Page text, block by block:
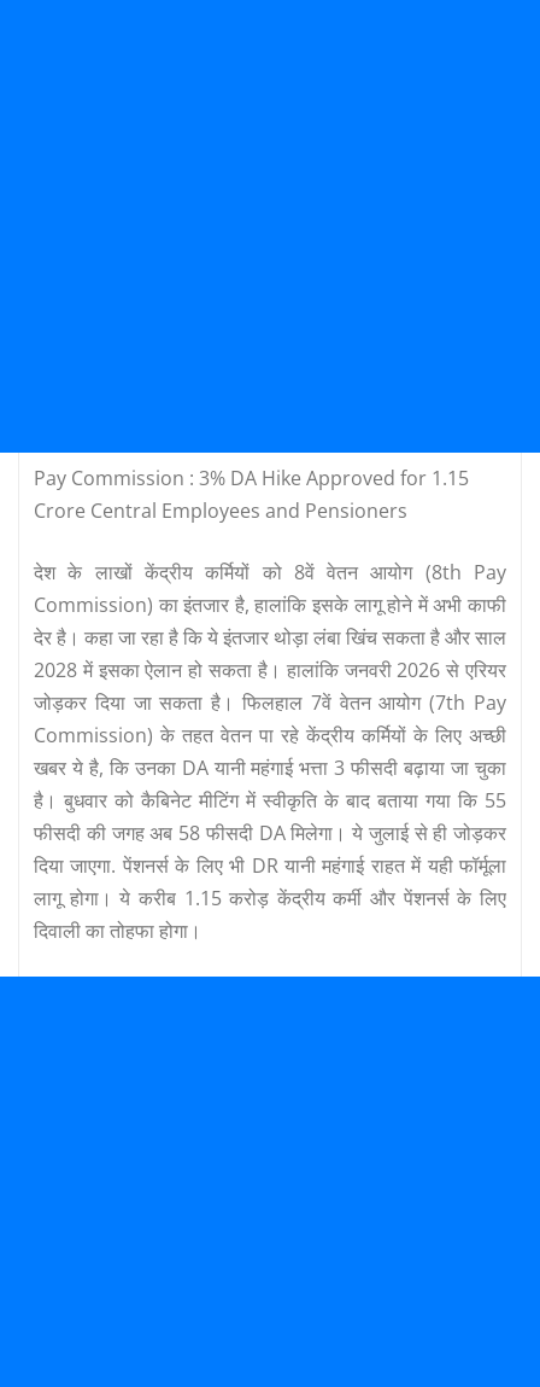
Pay Commission : 3% DA Hike Approved for 1.15
Crore Central Employees and Pensioners
देश के लाखों केंद्रीय कर्मियों को 8वें वेतन आयोग (8th Pay
Commission) का इंतजार है, हालांकि इसके लागू होने में अभी काफी
देर है। कहा जा रहा है कि ये इंतजार थोड़ा लंबा खिंच सकता है और साल
2028 में इसका ऐलान हो सकता है। हालांकि जनवरी 2026 से एरियर
जोड़कर दिया जा सकता है। फिलहाल 7वें वेतन आयोग (7th Pay
Commission) के तहत वेतन पा रहे केंद्रीय कर्मियों के लिए अच्‍छी
खबर ये है, कि उनका DA यानी महंगाई भत्ता 3 फीसदी बढ़ाया जा चुका
है। बुधवार को कैबिनेट मीटिंग में स्‍वीकृति के बाद बताया गया कि 55
फीसदी की जगह अब 58 फीसदी DA मिलेगा। ये जुलाई से ही जोड़कर
दिया जाएगा. पेंशनर्स के लिए भी DR यानी महंगाई राहत में यही फॉर्मूला
लागू होगा। ये करीब 1.15 करोड़ केंद्रीय कर्मी और पेंशनर्स के लिए
दिवाली का तोहफा होगा।